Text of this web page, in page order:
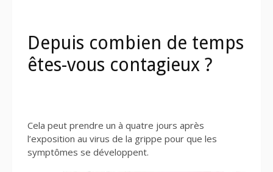
Depuis combien de temps
êtes-vous contagieux ?
Cela peut prendre un à quatre jours après
l’exposition au virus de la grippe pour que les
symptômes se développent.